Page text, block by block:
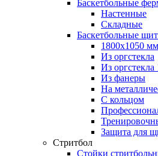
Баскетбольные
Настенные
Складные
Баскетбольные
1800х1050 мм
Из оргстекла
Из
Из фанеры
На
С кольцом
Защита для
Стритбол
Стойки